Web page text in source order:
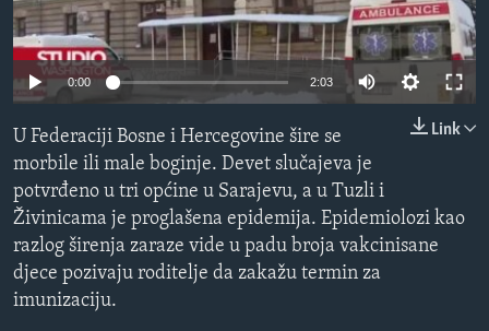
MAGAZIN
O GLASU AMERIKE
Jezici
0:00 2:03
Link
U Federaciji Bosne i Hercegovine šire se
morbile ili male boginje. Devet slučajeva je
potvrđeno u tri općine u Sarajevu, a u Tuzli i
Živinicama je proglašena epidemija. Epidemiolozi kao
razlog širenja zaraze vide u padu broja vakcinisane
djece pozivaju roditelje da zakažu termin za
imunizaciju.